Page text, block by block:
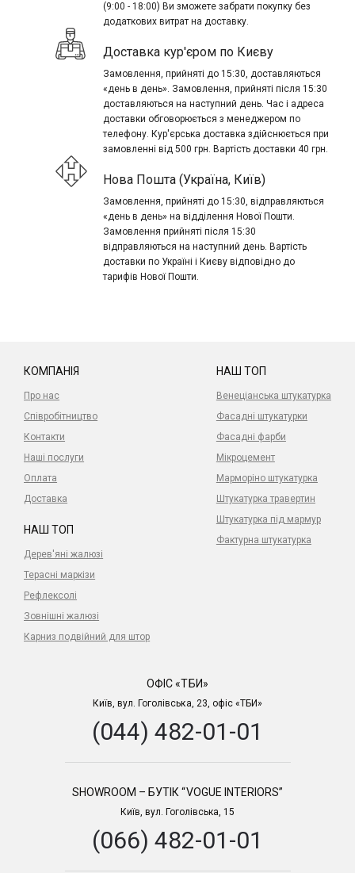
(9:00 - 18:00) Ви зможете забрати покупку без
додаткових витрат на доставку.
Доставка кур'єром по Києву
Замовлення, прийняті до 15:30, доставляються
«день в день». Замовлення, прийняті після 15:30
доставляються на наступний день. Час і адреса
доставки обговорюється з менеджером по
телефону. Кур'єрська доставка здійснюється при
замовленні від 500 грн. Вартість доставки 40 грн.
Нова Пошта (Україна, Київ)
Замовлення, прийняті до 15:30, відправляються
«день в день» на відділення Нової Пошти.
Замовлення прийняті після 15:30
відправляються на наступний день. Вартість
доставки по Україні і Києву відповідно до
тарифів Нової Пошти.
КОМПАНІЯ
Про нас
Співробітництво
Контакти
Наші послуги
Оплата
Доставка
НАШ ТОП
Венеціанська штукатурка
Фасадні штукатурки
Фасадні фарби
Мікроцемент
Марморіно штукатурка
Штукатурка травертин
Штукатурка під мармур
Фактурна штукатурка
НАШ ТОП
Дерев'яні жалюзі
Терасні маркізи
Рефлексолі
Зовнішні жалюзі
Карниз подвійний для штор
ОФІС «ТБИ»
Київ, вул. Гоголівська, 23, офіс «ТБИ»
(044) 482-01-01
SHOWROOM – БУТІК “VOGUE INTERIORS”
Київ, вул. Гоголівська, 15
(066) 482-01-01